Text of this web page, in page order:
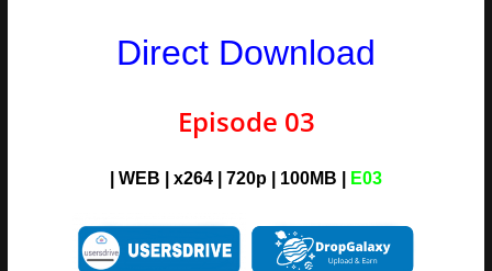
Direct Download
Episode 03
| WEB | x264 | 720p | 100MB | E03